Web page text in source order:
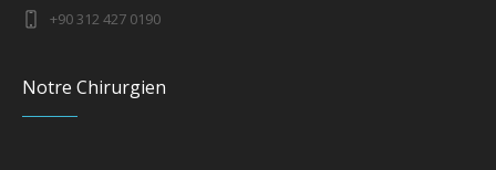
+90 312 427 0190
Notre Chirurgien